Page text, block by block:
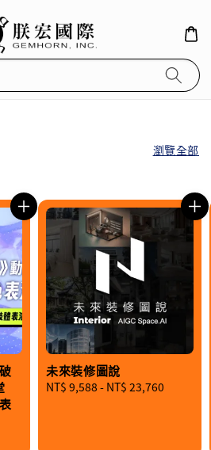
瀏覽全部
未來裝修圖說
Regular
NT$ 9,588 - NT$ 23,760